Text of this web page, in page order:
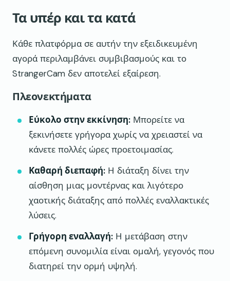
Τα υπέρ και τα κατά
Κάθε πλατφόρμα σε αυτήν την εξειδικευμένη
αγορά περιλαμβάνει συμβιβασμούς και το
StrangerCam δεν αποτελεί εξαίρεση.
Πλεονεκτήματα
Εύκολο στην εκκίνηση: Μπορείτε να
ξεκινήσετε γρήγορα χωρίς να χρειαστεί να
κάνετε πολλές ώρες προετοιμασίας.
Καθαρή διεπαφή: Η διάταξη δίνει την
αίσθηση μιας μοντέρνας και λιγότερο
χαοτικής διάταξης από πολλές εναλλακτικές
λύσεις.
Γρήγορη εναλλαγή: Η μετάβαση στην
επόμενη συνομιλία είναι ομαλή, γεγονός που
διατηρεί την ορμή υψηλή.